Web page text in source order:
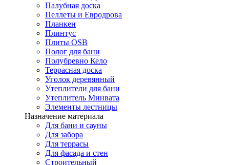
Палубная доска
Пеллеты и Евродрова
Планкен
Плинтус
Плиты OSB
Полог для бани
Полубревно Кело
Террасная доска
Уголок деревянный
Утеплители для бани
Утеплитель Минвата
Элементы лестницы
Назначение материала
Для бани и сауны
Для забора
Для террасы
Для фасада и стен
Строительный